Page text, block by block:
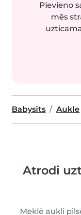
Pievieno
mēs
Babysits Aukle
Atrodi
Meklē aukli